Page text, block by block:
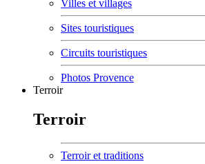
Villes et villages
Sites touristiques
Circuits touristiques
Photos Provence
Terroir
Terroir
Terroir et traditions